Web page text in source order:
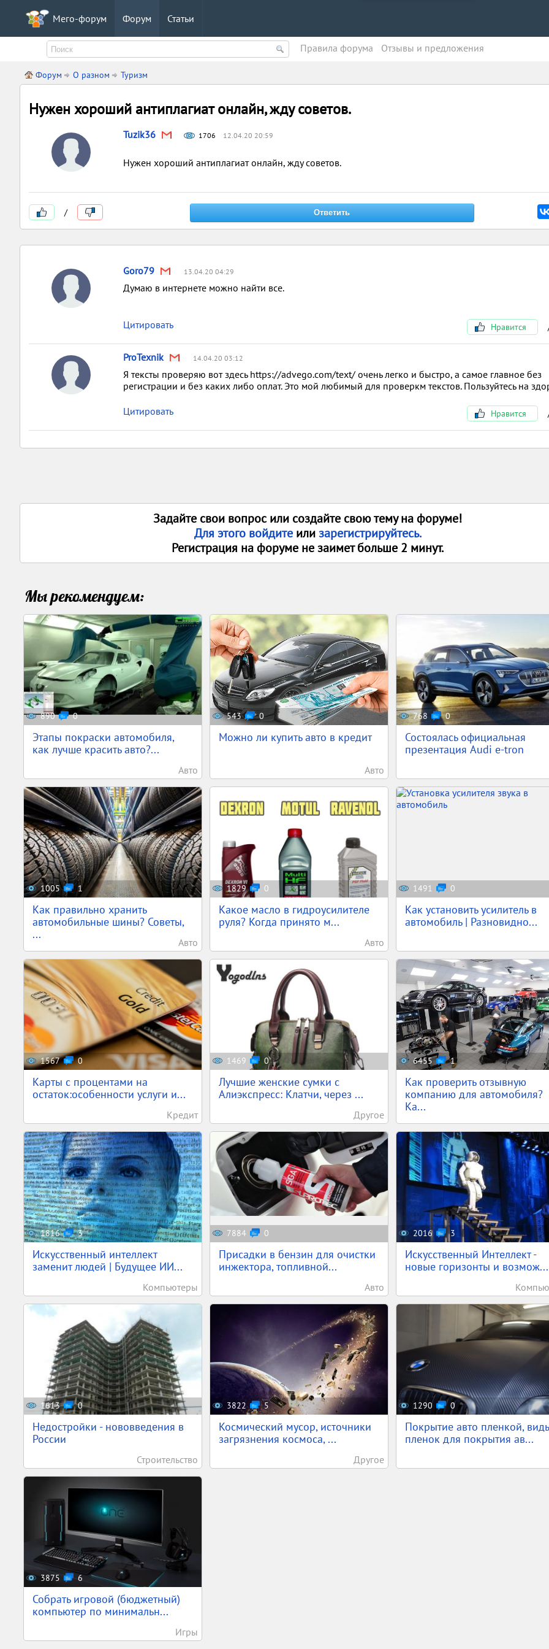
Мего-форум Форум Статьи
Правила форума Oтзывы и предложения
Форум О разном Туризм
Нужен хороший антиплагиат онлайн, жду советов.
Tuzik36 1706 12.04.20 20:59
Нужен хороший антиплагиат онлайн, жду советов.
/
Goro79 13.04.20 04:29
Думаю в интернете можно найти все.
Цитировать Нравится
ProTexnik 14.04.20 03:12
Я тексты проверяю вот здесь https://advego.com/text/ очень легко и быстро, а самое главное без
регистрации и без каких либо оплат. Это мой любимый для проверкм текстов. Пользуйтесь на
Цитировать Нравится
Задайте свои вопрос или создайте свою тему на форуме!
Для этого войдите илизарегистрируйтесь.
Регистрация на форуме не заимет больше 2 минут.
Мы рекомендуем:
890 0
Этапы покраски автомобиля,
как лучше красить авто?...
Авто
543 0
Можно ли купить авто в кредит
Авто
768 0
Состоялась официальная
презентация Audi e-tron
1005 1
Как правильно хранить
автомобильные шины? Советы,
...
Авто
1829 0
Какое масло в гидроусилителе
руля? Когда принято м...
Авто
1491 0
Как установить усилитель в
автомобиль | Разновидно...
1567 0
Карты с процентами на
остаток:особенности услуги и...
Кредит
1469 0
Лучшие женские сумки с
Алиэкспресс: Клатчи, через ...
Другое
6455 1
Как проверить отзывную
компанию для автомобиля?
Ка...
1816 3
Искусственный интеллект
заменит людей | Будущее ИИ...
Компьютеры
7884 0
Присадки в бензин для очистки
инжектора, топливной...
Авто
2016 3
Искусственный Интеллект -
новые горизонты и возмож...
1613 0
Недостройки - нововведения в
России
Строительство
3822 5
Космический мусор, источники
загрязнения космоса, ...
Другое
1290 0
Покрытие авто пленкой,
пленок для покрытия ав...
3875 6
Собрать игровой (бюджетный)
компьютер по минимальн...
Игры